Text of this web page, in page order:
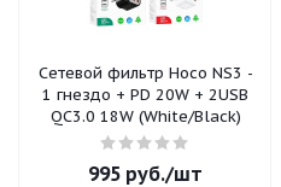
Сетевой фильтр Hoco NS3 -
1 гнездо + PD 20W + 2USB
QC3.0 18W (White/Black)
995 руб./шт